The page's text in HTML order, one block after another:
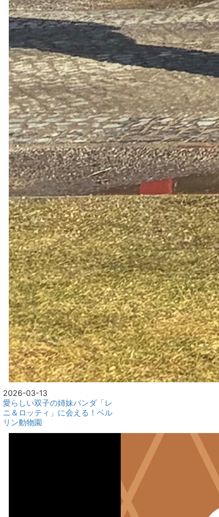
2026-03-13
愛らしい双子の姉妹パンダ「レ
ニ＆ロッティ」に会える！ベル
リン動物園